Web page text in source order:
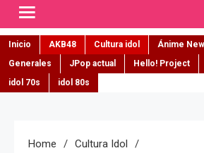
Inicio AKB48 Cultura idol Ánime
Generales
JPop actual Hello! Project
idol 70s
idol 80s
Home
Cultura Idol